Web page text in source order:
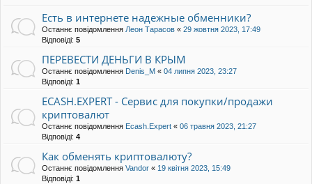
Есть в интернете надежные обменники?
Останнє повідомлення Леон Тарасов « 29 жовтня 2023, 17:49
Відповіді: 5
ПЕРЕВЕСТИ ДЕНЬГИ В КРЫМ
Останнє повідомлення Denis_M « 04 липня 2023, 23:27
Відповіді: 1
ECASH.EXPERT - Сервис для покупки/продажи
криптовалют
Останнє повідомлення Ecash.Expert « 06 травня 2023, 21:27
Відповіді: 4
Как обменять криптовалюту?
Останнє повідомлення Vandor « 19 квітня 2023, 15:49
Відповіді: 1